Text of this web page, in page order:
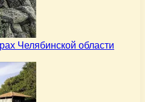
Челябинской области